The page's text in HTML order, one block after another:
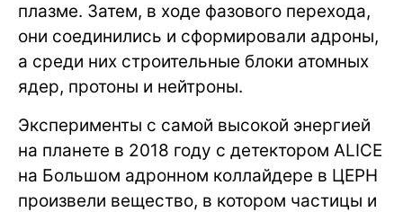
плазме. Затем, в ходе фазового перехода,
они соединились и сформировали адроны,
а среди них строительные блоки атомных
ядер, протоны и нейтроны.
Эксперименты с самой высокой энергией
на планете в 2018 году с детектором ALICE
на Большом адронном коллайдере в ЦЕРН
произвели вещество, в котором частицы и